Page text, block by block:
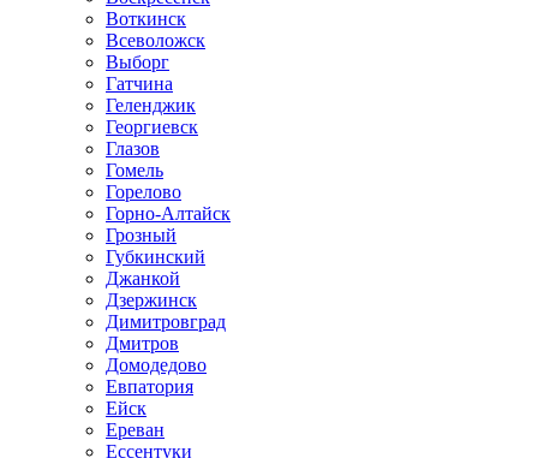
Воткинск
Всеволожск
Выборг
Гатчина
Геленджик
Георгиевск
Глазов
Гомель
Горелово
Горно-Алтайск
Грозный
Губкинский
Джанкой
Дзержинск
Димитровград
Дмитров
Домодедово
Евпатория
Ейск
Ереван
Ессентуки